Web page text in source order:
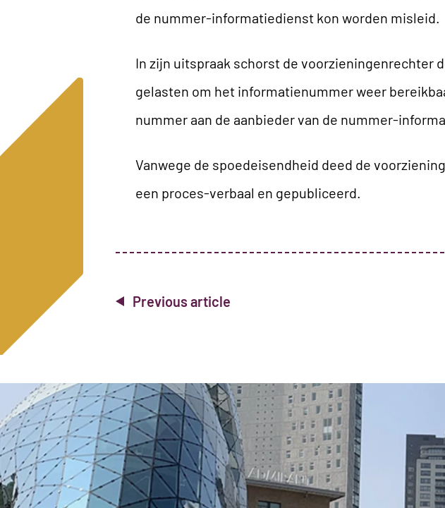
de nummer-informatiedienst kon worden misleid.
In zijn uitspraak schorst de voorzieningenrechter
gelasten om het informatienummer weer
nummer aan de aanbieder van de nummer-
Vanwege de spoedeisendheid deed de
een proces-verbaal en gepubliceerd.
Previous article